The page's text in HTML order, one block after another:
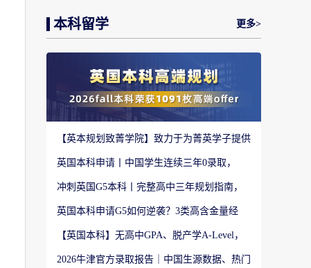
本科留学 更多>
【英本规划致菁学院】致力于为菁英学子提供
英国本科申请丨中国学生连续三年0录取，
冲刺英国G5本科丨完整高中三年规划指南，
英国本科申请G5如何逆袭？3类高含金量经
【英国本科】无高中GPA、脱产学A-Level，
2026牛津官方录取报告｜中国生源数据、热门